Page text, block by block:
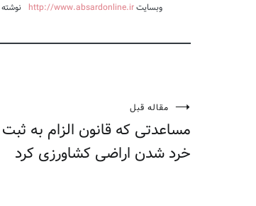
وبسایتhttp://www.absardonline.ir
راهبری
نوشته
مقاله قبل
مساعدتی که قانون الزام به
خرد شدن اراضی کشاورزی کرد